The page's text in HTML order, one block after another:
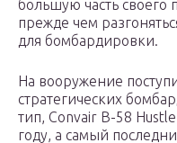
большую часть своего
прежде чем
для бомбардировки.
На вооружение
стратегических
тип, Convair B-58
году, а самый